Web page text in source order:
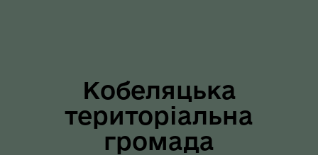
Кобеляцька
територіальна
громада